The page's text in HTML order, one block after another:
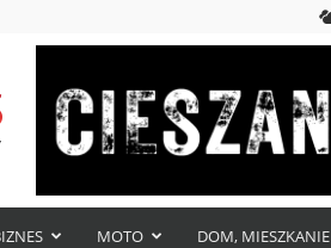
MOTO DOM, MIESZKANIE